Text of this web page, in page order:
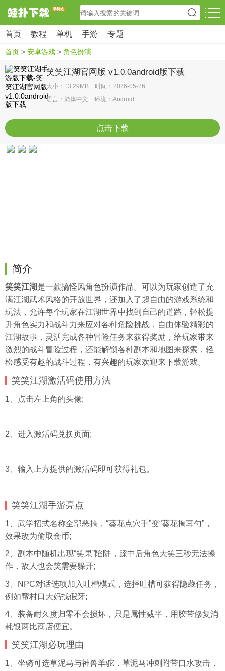
首页 教程 单机 手游 专题
首页 > 安卓游戏 > 角色扮演
笑笑江湖官网版 v1.0.0android版下载
大小：13.29MB 时间：2026-05-26
语言：简体中文 环境：Android
点击下载
简介
笑笑江湖是一款搞怪风角色扮演作品。可以为玩家创造了充
满江湖武术风格的开放世界，还加入了超自由的游戏系统和
玩法，允许每个玩家在江湖世界中找到自己的道路，轻松提
升角色实力和战斗力来应对各种危险挑战，自由体验精彩的
江湖故事，灵活完成各种冒险任务来获得奖励，给玩家带来
激烈的战斗冒险过程，还能解锁各种副本和地图来探索，轻
松感受有趣的战斗过程，有兴趣的玩家欢迎来下载游戏。
笑笑江湖激活码使用方法
1、点击左上角的头像;
2、进入激活码兑换页面;
3、输入上方提供的激活码即可获得礼包。
笑笑江湖手游亮点
1、武学招式名称全部恶搞，“葵花点穴手”变“葵花掏耳勺”，
效果改为偷取金币;
2、副本中随机出现“笑果”陷阱，踩中后角色大笑三秒无法操
作，敌人也会笑需要躲开;
3、NPC对话选项加入吐槽模式，选择吐槽可获得隐藏任务，
例如帮村口大妈找假牙;
4、装备耐久度归零不会损坏，只是属性减半，用胶带修复消
耗银两比商店便宜。
笑笑江湖必玩理由
1、坐骑可选草泥马与神兽羊驼，草泥马冲刺附带口水攻击，